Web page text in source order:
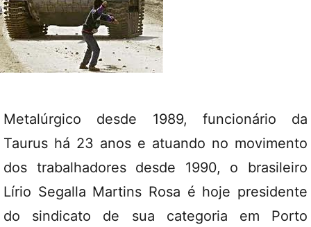
Metalúrgico desde 1989, funcionário da
Taurus há 23 anos e atuando no movimento
dos trabalhadores desde 1990, o brasileiro
Lírio Segalla Martins Rosa é hoje presidente
do sindicato de sua categoria em Porto